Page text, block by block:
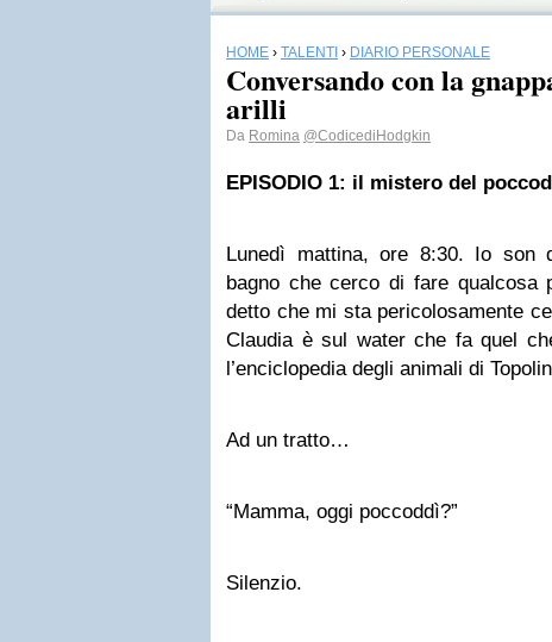
HOME › TALENTI › DIARIO PERSONALE
Conversando con la
arilli
Da Romina @CodicediHodgkin
EPISODIO 1: il mistero del
Lunedì mattina, ore 8:30. Io son
bagno che cerco di fare qualcosa
detto che mi sta pericolosamente
Claudia è sul water che fa quel
l’enciclopedia degli animali di
Ad un tratto…
“Mamma, oggi poccoddì?”
Silenzio.